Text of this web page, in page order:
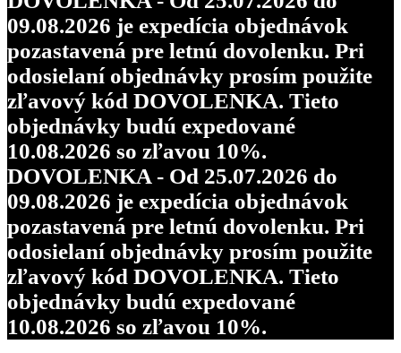
09.08.2026 je expedícia objednávok
pozastavená pre letnú dovolenku. Pri
odosielaní objednávky prosím použite
zľavový kód DOVOLENKA. Tieto
objednávky budú expedované
10.08.2026 so zľavou 10%.
DOVOLENKA - Od 25.07.2026 do
09.08.2026 je expedícia objednávok
pozastavená pre letnú dovolenku. Pri
odosielaní objednávky prosím použite
zľavový kód DOVOLENKA. Tieto
objednávky budú expedované
10.08.2026 so zľavou 10%.